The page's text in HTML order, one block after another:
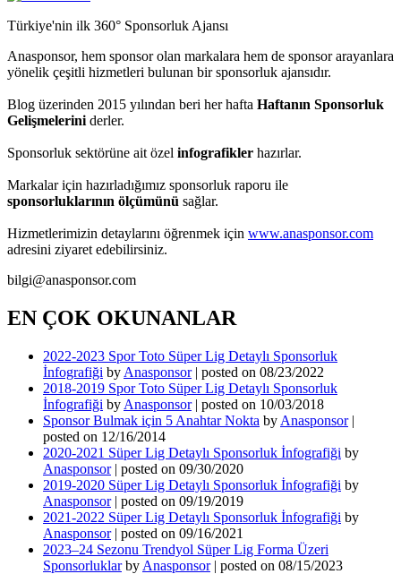
Türkiye'nin ilk 360° Sponsorluk Ajansı
Anasponsor, hem sponsor olan markalara hem de sponsor arayanlara
yönelik çeşitli hizmetleri bulunan bir sponsorluk ajansıdır.
Blog üzerinden 2015 yılından beri her hafta Haftanın Sponsorluk
Gelişmelerini derler.
Sponsorluk sektörüne ait özel infografikler hazırlar.
Markalar için hazırladığımız sponsorluk raporu ile
sponsorluklarının ölçümünü sağlar.
Hizmetlerimizin detaylarını öğrenmek için www.anasponsor.com
adresini ziyaret edebilirsiniz.
bilgi@anasponsor.com
EN ÇOK OKUNANLAR
2022-2023 Spor Toto Süper Lig Detaylı Sponsorluk
İnfografiği by Anasponsor| posted on 08/23/2022
2018-2019 Spor Toto Süper Lig Detaylı Sponsorluk
İnfografiği by Anasponsor| posted on 10/03/2018
Sponsor Bulmak için 5 Anahtar Nokta by Anasponsor|
posted on 12/16/2014
2020-2021 Süper Lig Detaylı Sponsorluk İnfografiği by
Anasponsor| posted on 09/30/2020
2019-2020 Süper Lig Detaylı Sponsorluk İnfografiği by
Anasponsor| posted on 09/19/2019
2021-2022 Süper Lig Detaylı Sponsorluk İnfografiği by
Anasponsor| posted on 09/16/2021
2023–24 Sezonu Trendyol Süper Lig Forma Üzeri
Sponsorluklar by Anasponsor| posted on 08/15/2023